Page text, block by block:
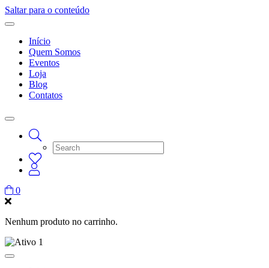
Saltar para o conteúdo
Início
Quem Somos
Eventos
Loja
Blog
Contatos
0
Nenhum produto no carrinho.